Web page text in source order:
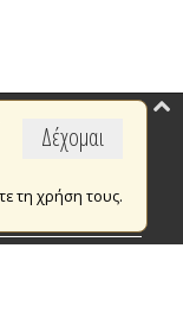
Δέχομαι
τη χρήση τους.